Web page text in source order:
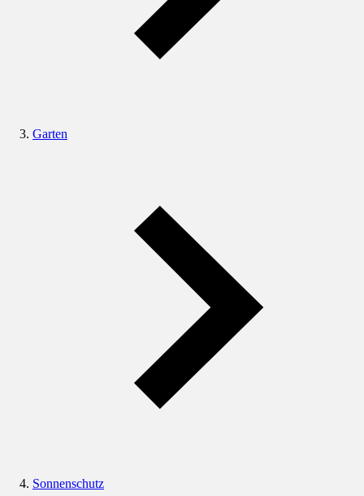
Garten
Sonnenschutz